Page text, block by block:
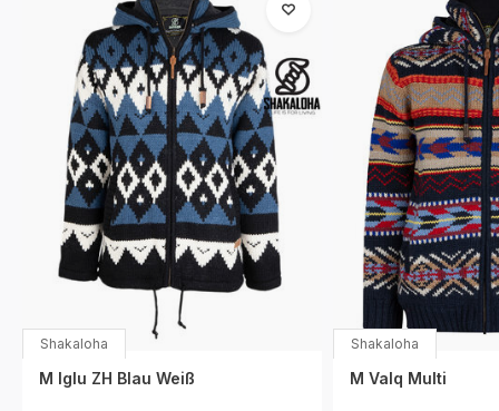
Shakaloha
M Iglu ZH Blau Weiß
Shakaloha
M Valq Multi